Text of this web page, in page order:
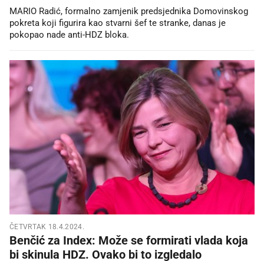
MARIO Radić, formalno zamjenik predsjednika Domovinskog
pokreta koji figurira kao stvarni šef te stranke, danas je
pokopao nade anti-HDZ bloka.
ČETVRTAK 18.4.2024.
Benčić za Index: Može se formirati vlada koja
bi skinula HDZ. Ovako bi to izgledalo